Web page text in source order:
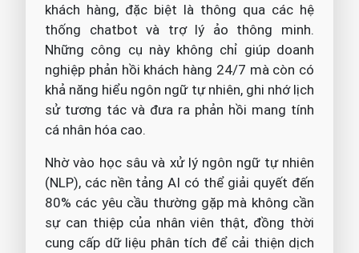
khách hàng, đặc biệt là thông qua các hệ
thống chatbot và trợ lý ảo thông minh.
Những công cụ này không chỉ giúp doanh
nghiệp phản hồi khách hàng 24/7 mà còn có
khả năng hiểu ngôn ngữ tự nhiên, ghi nhớ lịch
sử tương tác và đưa ra phản hồi mang tính
cá nhân hóa cao.
Nhờ vào học sâu và xử lý ngôn ngữ tự nhiên
(NLP), các nền tảng AI có thể giải quyết đến
80% các yêu cầu thường gặp mà không cần
sự can thiệp của nhân viên thật, đồng thời
cung cấp dữ liệu phân tích để cải thiện dịch